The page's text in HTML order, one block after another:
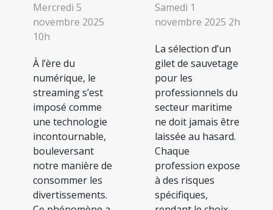
Mercredi 5
novembre 2025
10h
À l’ère du
numérique, le
streaming s’est
imposé comme
une technologie
incontournable,
bouleversant
notre manière de
consommer les
divertissements.
Samedi 1
novembre 2025 2h
La sélection d’un
gilet de sauvetage
pour les
professionnels du
secteur maritime
ne doit jamais être
laissée au hasard.
Chaque
profession expose
à des risques
spécifiques,